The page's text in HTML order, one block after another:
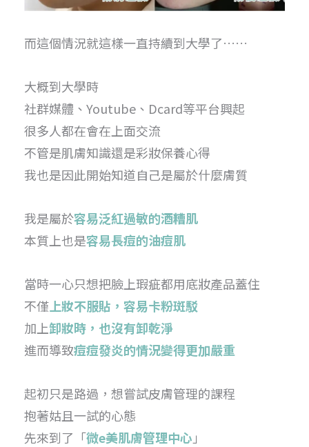
而這個情況就這樣一直持續到大學了……
大概到大學時
社群媒體、Youtube、Dcard等平台興起
很多人都在會在上面交流
不管是肌膚知識還是彩妝保養心得
我也是因此開始知道自己是屬於什麼膚質
我是屬於容易泛紅過敏的酒糟肌
本質上也是容易長痘的油痘肌
當時一心只想把臉上瑕疵都用底妝產品蓋住
不僅 上妝不服貼，容易卡粉斑駁
加上卸妝時，也沒有卸乾淨
進而導致痘痘發炎的情況變得更加嚴重
起初只是路過，想嘗試皮膚管理的課程
抱著姑且一試的心態
先來到了「微e美肌膚管理中心 」